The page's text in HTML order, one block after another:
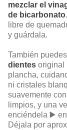
mezclar el
de bicarbonato
libre de
y guárdala.
También puedes
dientes original
plancha,
ni cristales
suavemente
limpios, y una
enciéndela ▶️
Déjala por